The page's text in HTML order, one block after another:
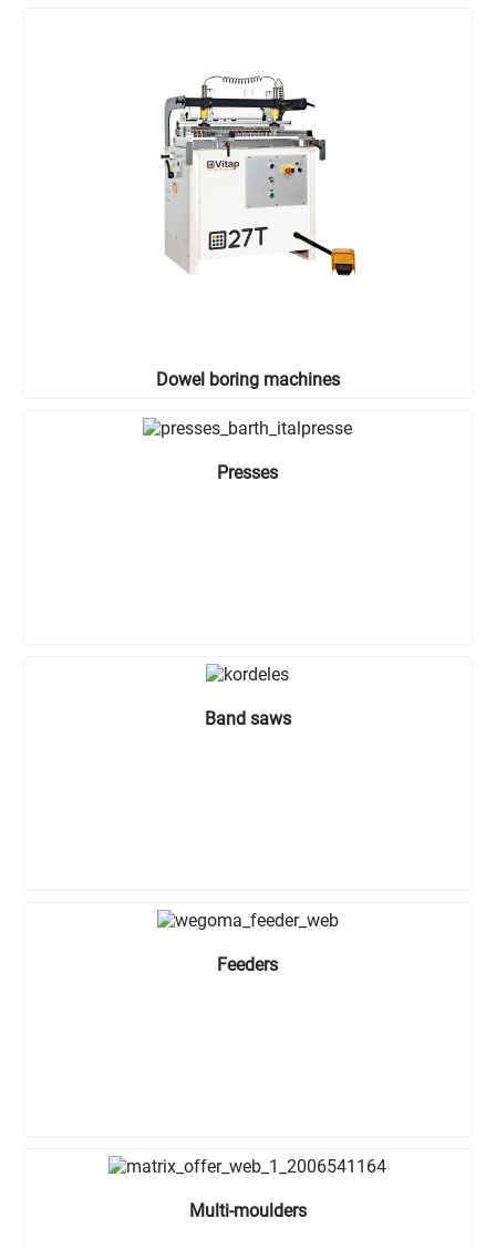
Dowel boring machines
Presses
Band saws
Feeders
Multi-moulders